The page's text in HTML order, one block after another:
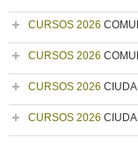
CURSOS 2026
CURSOS 2026
CURSOS 2026
CURSOS 2026